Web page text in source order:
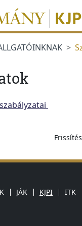
JÁK KJPI ITK